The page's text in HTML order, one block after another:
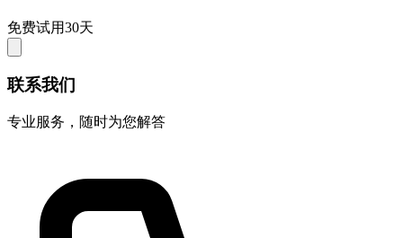
免费试用30天
联系我们
专业服务，随时为您解答